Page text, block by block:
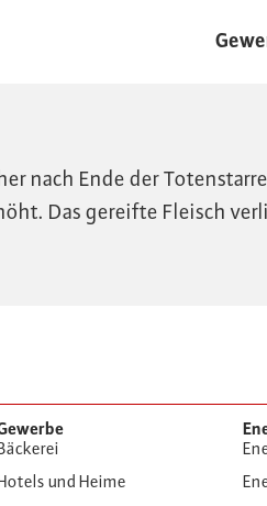
nach Ende der
Das gereifte Fleisch
Bäckerei
Hotels und Heime